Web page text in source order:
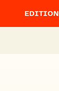
EDITION